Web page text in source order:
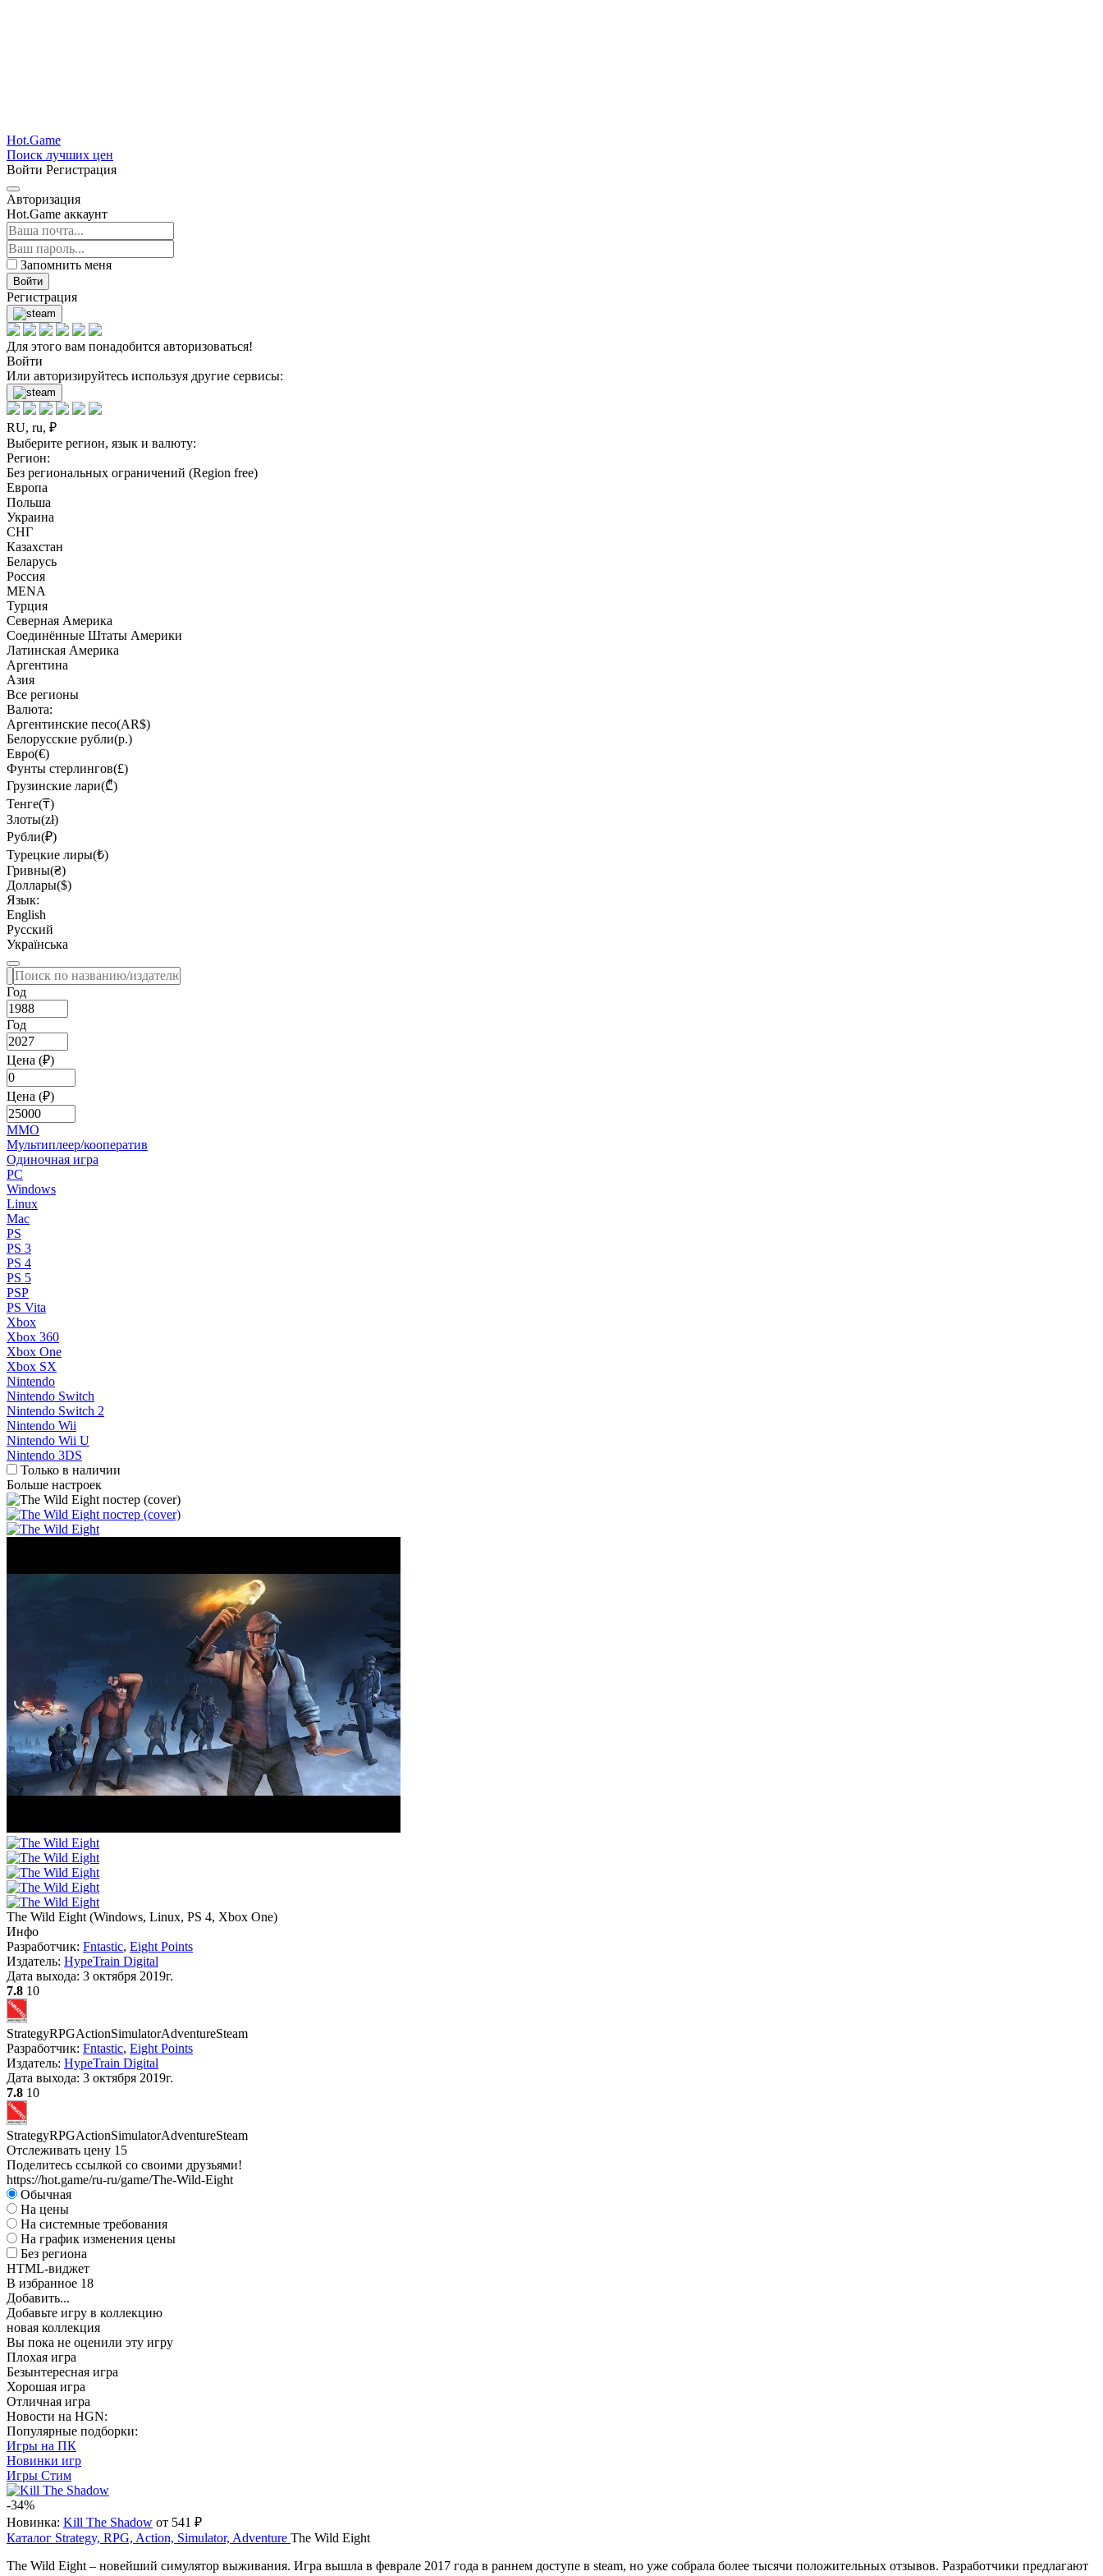
Hot.Game
Поиск лучших цен
Войти Регистрация
Авторизация
Hot.Game аккаунт
Запомнить меня
Войти
Регистрация
Для этого вам понадобится авторизоваться!
Войти
Или авторизируйтесь используя другие сервисы:
RU, ru, ₽
Выберите регион, язык и валюту:
Регион:
Без региональных ограничений (Region free)
Европа
Польша
Украина
СНГ
Казахстан
Беларусь
Россия
MENA
Турция
Северная Америка
Соединённые Штаты Америки
Латинская Америка
Аргентина
Азия
Все регионы
Валюта:
Аргентинские песо(AR$)
Белорусские рубли(р.)
Евро(€)
Фунты стерлингов(£)
Грузинские лари(₾)
Тенге(₸)
Злоты(zł)
Рубли(₽)
Турецкие лиры(₺)
Гривны(₴)
Доллары($)
Язык:
English
Русский
Українська
Год
Год
Цена (₽)
Цена (₽)
MMO
Мультиплеер/кооператив
Одиночная игра
PC
Windows
Linux
Mac
PS
PS 3
PS 4
PS 5
PSP
PS Vita
Xbox
Xbox 360
Xbox One
Xbox SX
Nintendo
Nintendo Switch
Nintendo Switch 2
Nintendo Wii
Nintendo Wii U
Nintendo 3DS
Только в наличии
Больше настроек
The Wild Eight (Windows, Linux, PS 4, Xbox One)
Инфо
Разработчик: Fntastic, Eight Points
Издатель: HypeTrain Digital
Дата выхода: 3 октября 2019г.
7.8 10
StrategyRPGActionSimulatorAdventureSteam
Разработчик: Fntastic, Eight Points
Издатель: HypeTrain Digital
Дата выхода: 3 октября 2019г.
7.8 10
StrategyRPGActionSimulatorAdventureSteam
Отслеживать цену 15
Поделитесь ссылкой со своими друзьями!
https://hot.game/ru-ru/game/The-Wild-Eight
Обычная
На цены
На системные требования
На график изменения цены
Без региона
HTML-виджет
В избранное 18
Добавить...
Добавьте игру в коллекцию
новая коллекция
Вы пока не оценили эту игру
Плохая игра
Безынтересная игра
Хорошая игра
Отличная игра
Новости на HGN:
Популярные подборки:
Игры на ПК
Новинки игр
Игры Стим
-34%
Новинка: Kill The Shadow от 541 ₽
Каталог Strategy, RPG, Action, Simulator, Adventure The Wild Eight
The Wild Eight – новейший симулятор выживания. Игра вышла в феврале 2017 года в раннем доступе в steam, но уже собрала более тысячи положительных отзывов. Разработчики предлагают